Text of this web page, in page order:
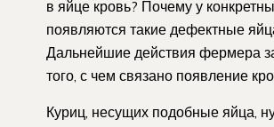
в яйце кровь? Почему у
появляются такие дефектные
Дальнейшие действия фермера
того, с чем связано появление
Куриц, несущих подобные яйца,